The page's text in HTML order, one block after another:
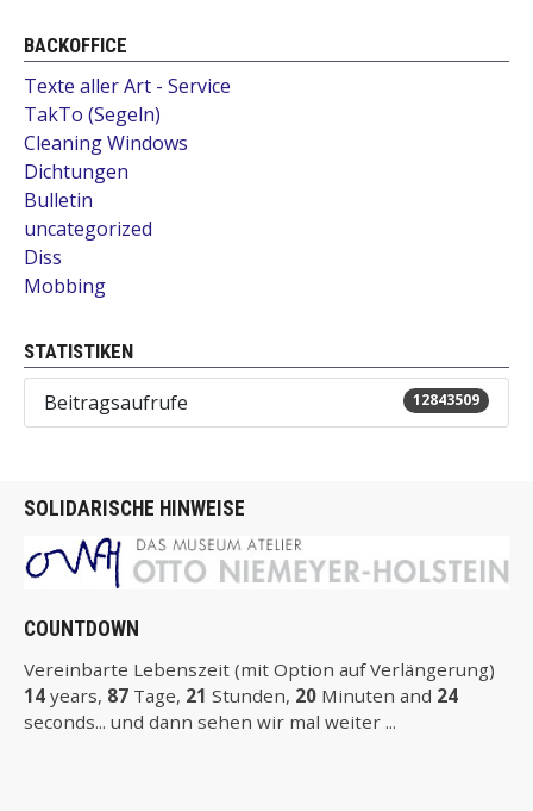
BACKOFFICE
Texte aller Art - Service
TakTo (Segeln)
Cleaning Windows
Dichtungen
Bulletin
uncategorized
Diss
Mobbing
STATISTIKEN
Beitragsaufrufe 12843509
SOLIDARISCHE HINWEISE
COUNTDOWN
Vereinbarte Lebenszeit (mit Option auf Verlängerung)
14 years, 87 Tage, 21 Stunden, 20 Minuten and 23
seconds... und dann sehen wir mal weiter ...